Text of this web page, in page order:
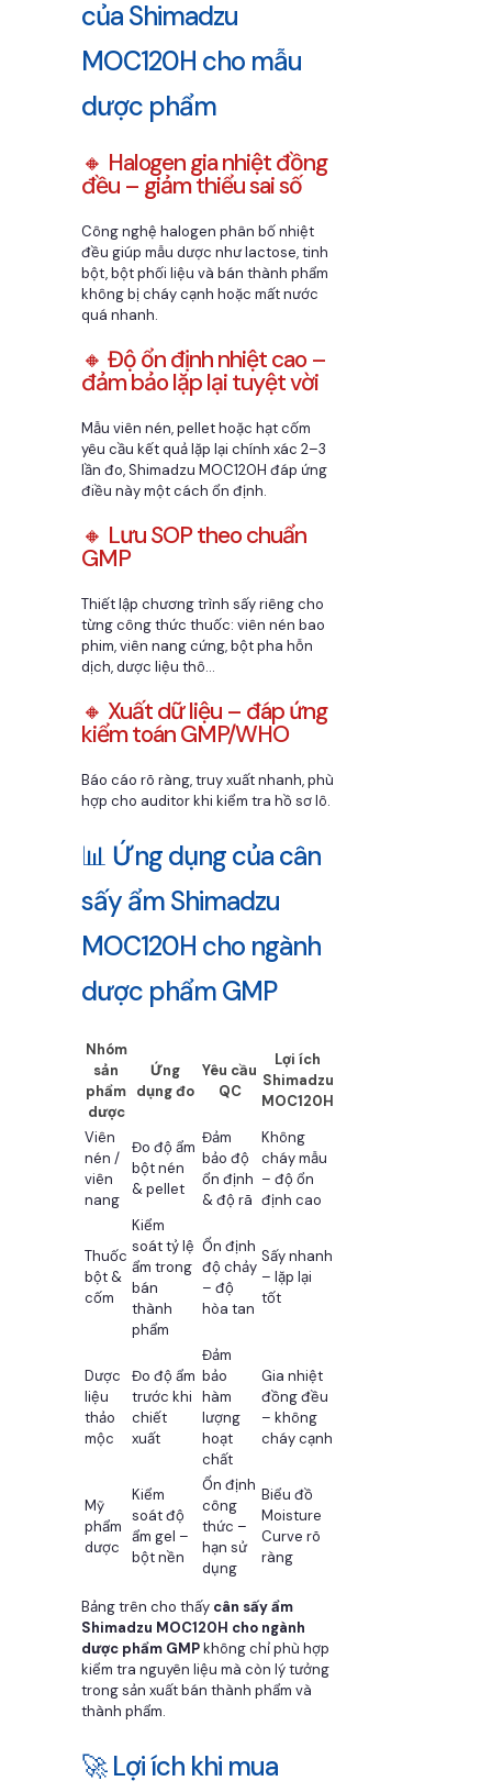
của Shimadzu
MOC120H cho mẫu
dược phẩm
🔸 Halogen gia nhiệt đồng
đều – giảm thiểu sai số
Công nghệ halogen phân bố nhiệt
đều giúp mẫu dược như lactose, tinh
bột, bột phối liệu và bán thành phẩm
không bị cháy cạnh hoặc mất nước
quá nhanh.
🔸 Độ ổn định nhiệt cao –
đảm bảo lặp lại tuyệt vời
Mẫu viên nén, pellet hoặc hạt cốm
yêu cầu kết quả lặp lại chính xác 2–3
lần đo, Shimadzu MOC120H đáp ứng
điều này một cách ổn định.
🔸 Lưu SOP theo chuẩn
GMP
Thiết lập chương trình sấy riêng cho
từng công thức thuốc: viên nén bao
phim, viên nang cứng, bột pha hỗn
dịch, dược liệu thô...
🔸 Xuất dữ liệu – đáp ứng
kiểm toán GMP/WHO
Báo cáo rõ ràng, truy xuất nhanh, phù
hợp cho auditor khi kiểm tra hồ sơ lô.
📊 Ứng dụng của cân
sấy ẩm Shimadzu
MOC120H cho ngành
dược phẩm GMP
Nhóm
sản
phẩm
dược
Ứng
dụng đo
Yêu cầu
QC
Lợi ích
Shimadzu
MOC120H
Viên
nén /
viên
nang
Đo độ ẩm
bột nén
& pellet
Đảm
bảo độ
ổn định
& độ rã
Không
cháy mẫu
– độ ổn
định cao
Thuốc
bột &
cốm
Kiểm
soát tỷ lệ
ẩm trong
bán
thành
phẩm
Ổn định
độ chảy
– độ
hòa tan
Sấy nhanh
– lặp lại
tốt
Dược
liệu
thảo
mộc
Đo độ ẩm
trước khi
chiết
xuất
Đảm
bảo
hàm
lượng
hoạt
chất
Gia nhiệt
đồng đều
– không
cháy cạnh
Mỹ
phẩm
dược
Kiểm
soát độ
ẩm gel –
bột nền
Ổn định
công
thức –
hạn sử
dụng
Biểu đồ
Moisture
Curve rõ
ràng
Bảng trên cho thấy cân sấy ẩm
Shimadzu MOC120H cho ngành
dược phẩm GMPkhông chỉ phù hợp
kiểm tra nguyên liệu mà còn lý tưởng
trong sản xuất bán thành phẩm và
thành phẩm.
🚀 Lợi ích khi mua